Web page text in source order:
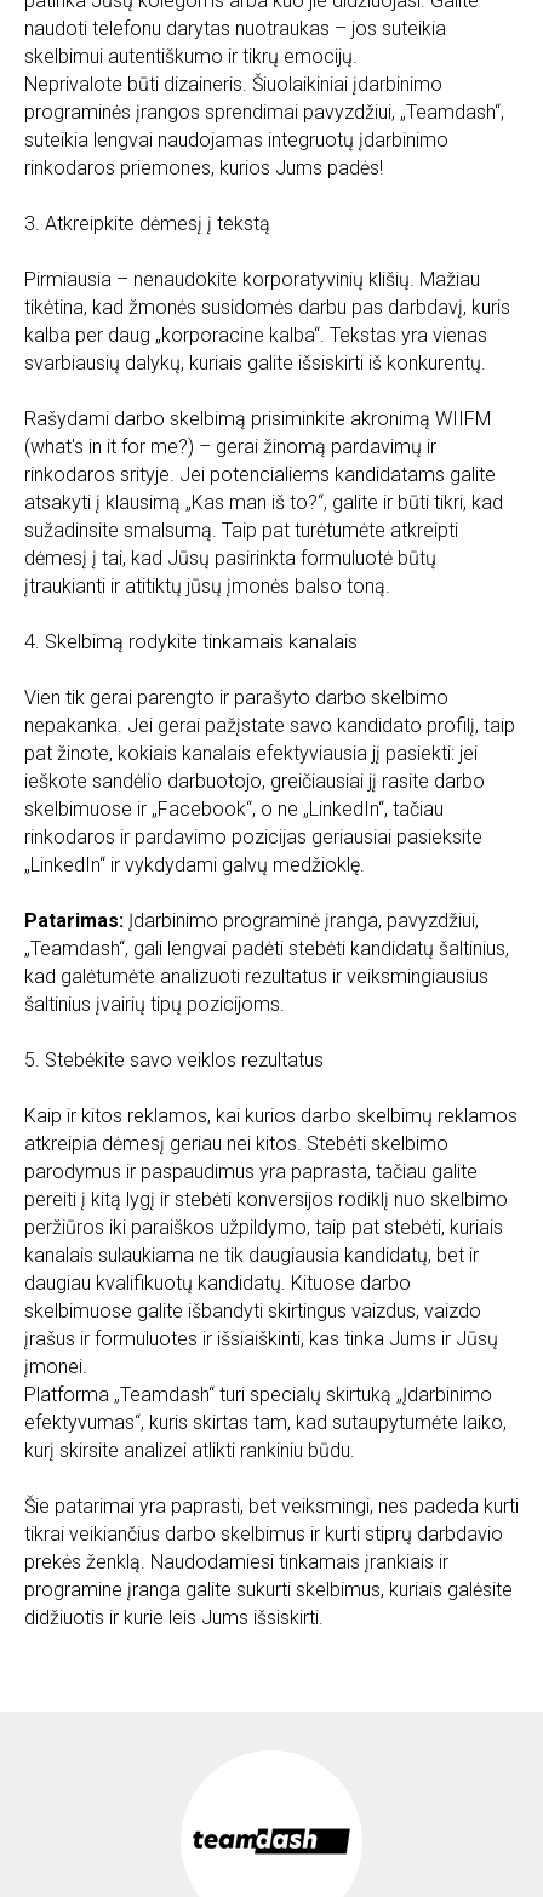
naudoti telefonu darytas nuotraukas – jos suteikia
skelbimui autentiškumo ir tikrų emocijų.
Neprivalote būti dizaineris. Šiuolaikiniai įdarbinimo
programinės įrangos sprendimai pavyzdžiui, „Teamdash“,
suteikia lengvai naudojamas integruotų įdarbinimo
rinkodaros priemones, kurios Jums padės!
3. Atkreipkite dėmesį į tekstą
Pirmiausia – nenaudokite korporatyvinių klišių. Mažiau
tikėtina, kad žmonės susidomės darbu pas darbdavį, kuris
kalba per daug „korporacine kalba“. Tekstas yra vienas
svarbiausių dalykų, kuriais galite išsiskirti iš konkurentų.
Rašydami darbo skelbimą prisiminkite akronimą WIIFM
(what's in it for me?) – gerai žinomą pardavimų ir
rinkodaros srityje. Jei potencialiems kandidatams galite
atsakyti į klausimą „Kas man iš to?“, galite ir būti tikri, kad
sužadinsite smalsumą. Taip pat turėtumėte atkreipti
dėmesį į tai, kad Jūsų pasirinkta formuluotė būtų
įtraukianti ir atitiktų jūsų įmonės balso toną.
4. Skelbimą rodykite tinkamais kanalais
Vien tik gerai parengto ir parašyto darbo skelbimo
nepakanka. Jei gerai pažįstate savo kandidato profilį, taip
pat žinote, kokiais kanalais efektyviausia jį pasiekti: jei
ieškote sandėlio darbuotojo, greičiausiai jį rasite darbo
skelbimuose ir „Facebook“, o ne „LinkedIn“, tačiau
rinkodaros ir pardavimo pozicijas geriausiai pasieksite
„LinkedIn“ ir vykdydami galvų medžioklę.
Patarimas: Įdarbinimo programinė įranga, pavyzdžiui,
„Teamdash“, gali lengvai padėti stebėti kandidatų šaltinius,
kad galėtumėte analizuoti rezultatus ir veiksmingiausius
šaltinius įvairių tipų pozicijoms.
5. Stebėkite savo veiklos rezultatus
Kaip ir kitos reklamos, kai kurios darbo skelbimų reklamos
atkreipia dėmesį geriau nei kitos. Stebėti skelbimo
parodymus ir paspaudimus yra paprasta, tačiau galite
pereiti į kitą lygį ir stebėti konversijos rodiklį nuo skelbimo
peržiūros iki paraiškos užpildymo, taip pat stebėti, kuriais
kanalais sulaukiama ne tik daugiausia kandidatų, bet ir
daugiau kvalifikuotų kandidatų. Kituose darbo
skelbimuose galite išbandyti skirtingus vaizdus, vaizdo
įrašus ir formuluotes ir išsiaiškinti, kas tinka Jums ir Jūsų
įmonei.
Platforma „Teamdash“ turi specialų skirtuką „Įdarbinimo
efektyvumas“, kuris skirtas tam, kad sutaupytumėte laiko,
kurį skirsite analizei atlikti rankiniu būdu.
Šie patarimai yra paprasti, bet veiksmingi, nes padeda kurti
tikrai veikiančius darbo skelbimus ir kurti stiprų darbdavio
prekės ženklą. Naudodamiesi tinkamais įrankiais ir
programine įranga galite sukurti skelbimus, kuriais galėsite
didžiuotis ir kurie leis Jums išsiskirti.